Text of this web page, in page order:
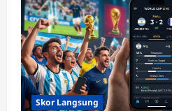
Skor Langsung